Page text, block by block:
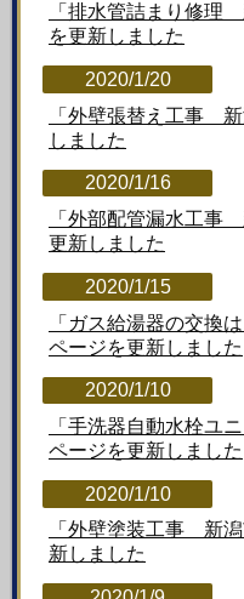
「排水管詰まり修理
を更新しました
2020/1/20
「外壁張替え工事
しました
2020/1/16
「外部配管漏水工事
更新しました
2020/1/15
「ガス給湯器の交換
ページを更新しました
2020/1/10
「手洗器自動水栓ユ
ページを更新しました
2020/1/10
「外壁塗装工事 新
新しました